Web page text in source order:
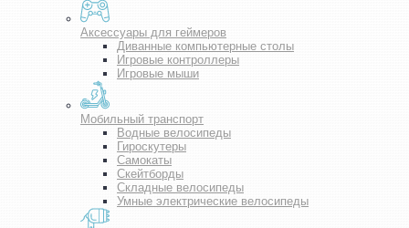
Аксессуары для геймеров
Диванные компьютерные столы
Игровые контроллеры
Игровые мыши
Мобильный транспорт
Водные велосипеды
Гироскутеры
Самокаты
Скейтборды
Складные велосипеды
Умные электрические велосипеды